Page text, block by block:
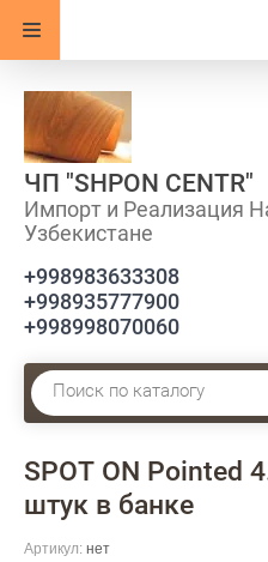
ЧП "SHPON CENTR"
Импорт и Реализация
Узбекистане
+998983633308
+998935777900
+998998070060
SPOT ON Pointed
штук в банке
Артикул: нет